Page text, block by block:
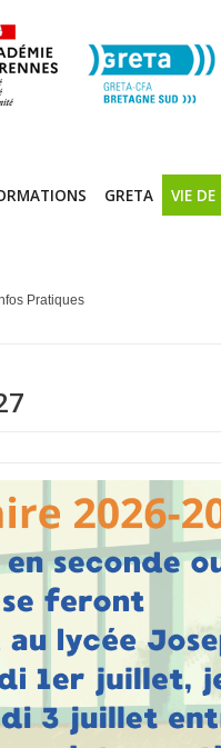
GRETA VIE DE
Pratiques